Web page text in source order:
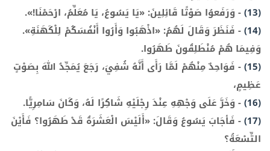
(13)
- وَرَفَعوُا صَوْتًا قَائِلِينَ: «يَا يَسُوعُ، يَا مُعَلِّمُ، ارْحَمْنَا!».
(14)
- فَنَظَرَ وَقَالَ لَهُمُ: «اذْهَبُوا وَأَرُوا أَنْفُسَكُمْ لِلْكَهَنَةِ».
وَفِيمَا هُمْ مُنْطَلِقُونَ طَهَرُوا.
(15)
- فَوَاحِدٌ مِنْهُمْ لَمَّا رَأَى أَنَّهُ شُفِيَ، رَجَعَ يُمَجِّدُ اللهَ بِصَوْتٍ
عَظِيمٍ،
(16)
- وَخَرَّ عَلَى وَجْهِهِ عِنْدَ رِجْلَيْهِ شَاكِرًا لَهُ، وَكَانَ سَامِرِيًّا.
(17)
- فَأجَابَ يَسُوعُ وَقَالَ: «أَلَيْسَ الْعَشَرَةُ قَدْ طَهَرُوا؟ فَأَيْنَ
التِّسْعَةُ؟